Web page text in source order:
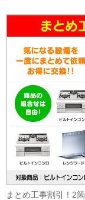
まとめ工事割引！2